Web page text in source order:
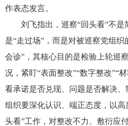
作表态发言。
刘飞指出，巡察“回头看”不是
是“走过场”，而是对被巡察党组织
会诊”，其核心目的是检验上轮巡
况，紧盯“表面整改”“数字整改”“
看承诺是否兑现、问题是否解决
组织要深化认识、端正态度，以高
头看”工作，对整改不力、敷衍应